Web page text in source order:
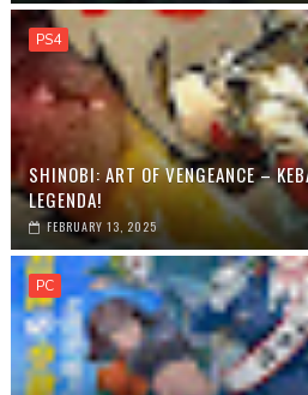
PS4
SHINOBI: ART OF VENGEANCE –
LEGENDA!
FEBRUARY 13, 2025
PC